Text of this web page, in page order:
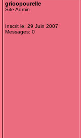
grioopourelle
Site Admin
Inscrit le: 29 Juin 2007
Messages: 0